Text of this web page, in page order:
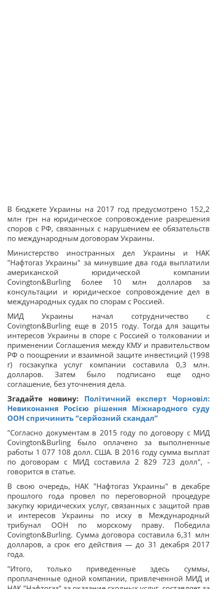
В бюджете Украины на 2017 год предусмотрено 152,2
млн грн на юридическое сопровождение разрешения
споров с РФ, связанных с нарушением ее обязательств
по международным договорам Украины.
Министерство иностранных дел Украины и НАК
"Нафтогаз Украины" за минувшие два года выплатили
американской юридической компании
Covington&Burling более 10 млн долларов за
консультации и юридическое сопровождение дел в
международных судах по спорам с Россией.
МИД Украины начал сотрудничество с
Covington&Burling еще в 2015 году. Тогда для защиты
интересов Украины в споре с Россией о толковании и
применении Соглашения между КМУ и правительством
РФ о поощрении и взаимной защите инвестиций (1998
г) госзакупка услуг компании составила 0,3 млн.
долларов. Затем было подписано еще одно
соглашение, без уточнения дела.
Згадайте новину: Політичний експерт Чорновіл:
Невиконання Росією рішення Міжнародного суду
ООН спричинить “серйозний скандал”
"Согласно документам в 2015 году по договору с МИД
Covington&Burling было оплачено за выполненные
работы 1 077 108 долл. США. В 2016 году сумма выплат
по договорам с МИД составила 2 829 723 долл", -
говорится в статье.
В свою очередь, НАК "Нафтогаз Украины" в декабре
прошлого года провел по переговорной процедуре
закупку юридических услуг, связанных с защитой прав
и интересов Украины по иску в Международный
трибунал ООН по морскому праву. Победила
Covington&Burling. Сумма договора составила 6,31 млн
долларов, а срок его действия — до 31 декабря 2017
года.
"Итого, только приведенные здесь суммы,
проплаченные одной компании, привлеченной МИД и